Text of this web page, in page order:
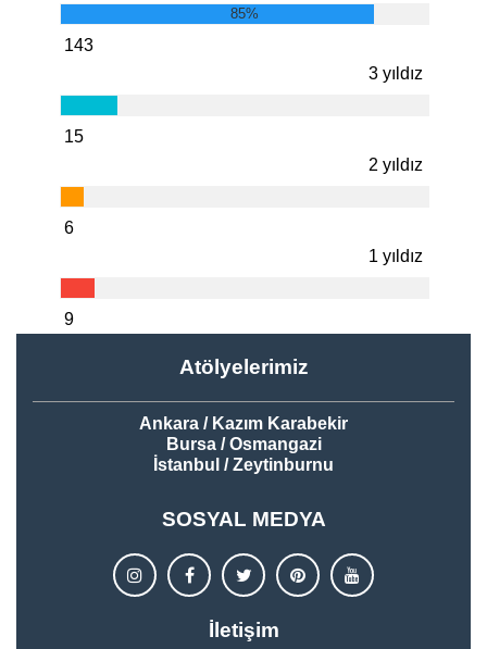
85%
143
3 yıldız
15
2 yıldız
6
1 yıldız
9
Atölyelerimiz
Ankara / Kazım Karabekir
Bursa / Osmangazi
İstanbul / Zeytinburnu
SOSYAL MEDYA
İletişim